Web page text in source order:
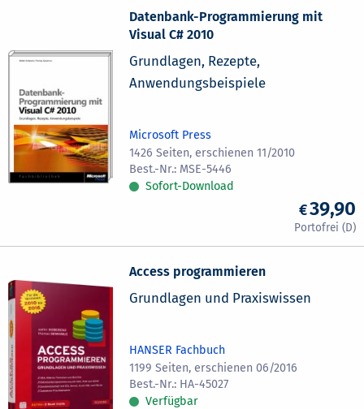
Datenbank-Programmierung mit
Visual C# 2010
Grundlagen, Rezepte,
Anwendungsbeispiele
Microsoft Press
1426 Seiten, erschienen 11/2010
MSE-5446
Sofort-Download
39,90
Access programmieren
Grundlagen und Praxiswissen
HANSER Fachbuch
1199 Seiten, erschienen 06/2016
HA-45027
Verfügbar